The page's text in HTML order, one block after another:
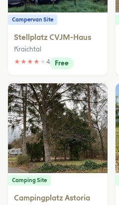
Campervan Site
Stellplatz CVJM-Haus
Kraichtal
★ ★ ★ ★ ★ 4 Free
Camping Site
Campingplatz Astoria